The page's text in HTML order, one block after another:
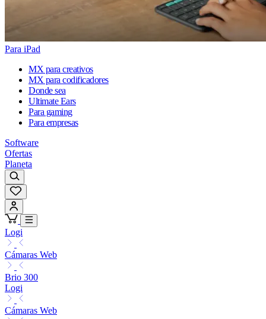
Para iPad
MX para creativos
MX para codificadores
Donde sea
Ultimate Ears
Para gaming
Para empresas
Software
Ofertas
Planeta
Logi
Cámaras Web
Brio 300
Logi
Cámaras Web